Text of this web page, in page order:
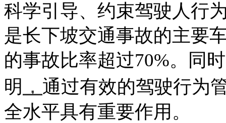
科学引导、约束驾驶人行
是长下坡交通事故的主要
的事故比率超过70%。同
明 ， 通过有效的驾驶行为
全水平具有重要作用。